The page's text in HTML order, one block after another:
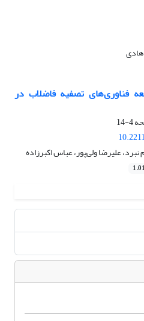
فناوری‌های تصفیه فاضلاب در
4-14
علیرضا ولی‌پور، عباس اکبرزاده